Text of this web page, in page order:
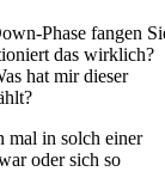
Phase fangen
das wirklich?
hat mir dieser
mal in solch einer
oder sich so